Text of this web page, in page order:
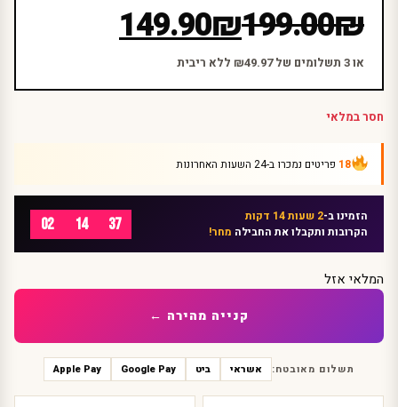
₪
199.00המחיר
המקורי
היה:
₪
149.90
המחיר
הנוכחי
הוא:
או 3 תשלומים של ₪49.97 ללא ריבית
חסר במלאי
18 פריטים נמכרו ב-24 השעות האחרונות
הזמינו ב-2 שעות 14 דקות
הקרובות ותקבלו את החבילה מחר! 02 14 37
המלאי אזל
קנייה מהירה ←
תשלום מאובטח: אשראי ביט Google Pay
Apple Pay